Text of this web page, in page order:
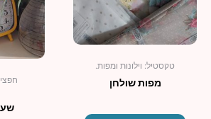
טקסטיל: וילונות ומפות.
מפות שולחן